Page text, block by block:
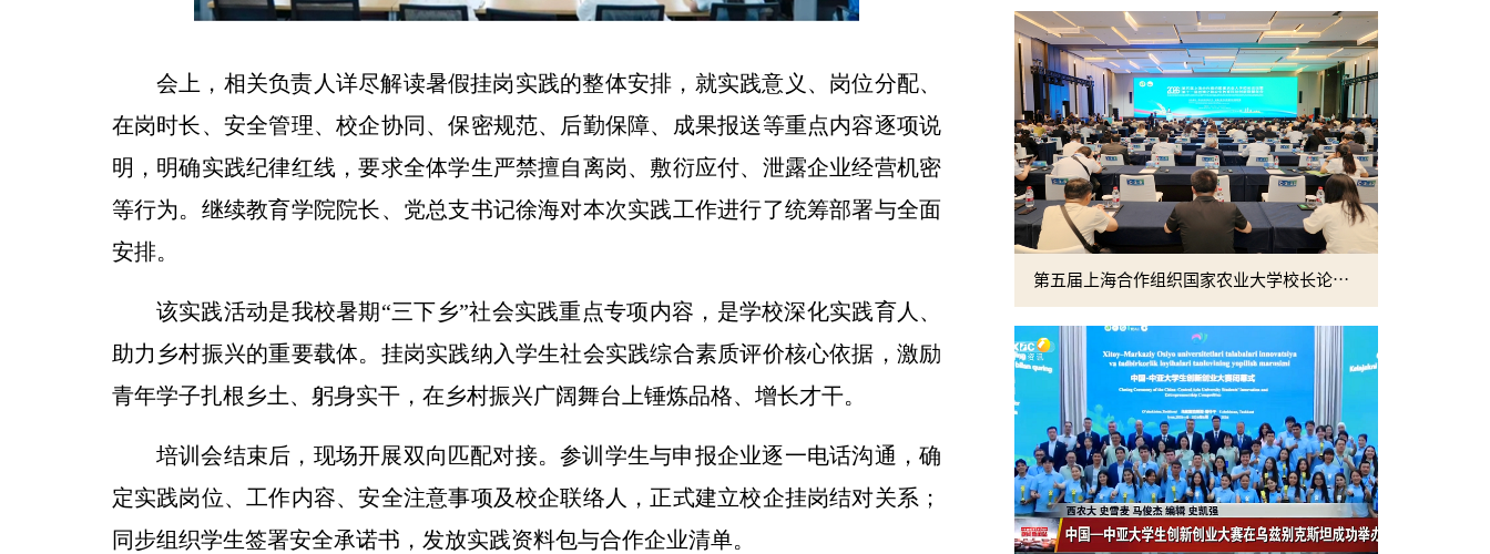
会上，相关负责人详尽解读暑假挂岗实践的整体安排，就实践意义、岗位分配、
在岗时长、安全管理、校企协同、保密规范、后勤保障、成果报送等重点内容逐项说
明，明确实践纪律红线，要求全体学生严禁擅自离岗、敷衍应付、泄露企业经营机密
等行为。继续教育学院院长、党总支书记徐海对本次实践工作进行了统筹部署与全面
安排。
该实践活动是我校暑期“三下乡”社会实践重点专项内容，是学校深化实践育人、
助力乡村振兴的重要载体。挂岗实践纳入学生社会实践综合素质评价核心依据，激励
青年学子扎根乡土、躬身实干，在乡村振兴广阔舞台上锤炼品格、增长才干。
培训会结束后，现场开展双向匹配对接。参训学生与申报企业逐一电话沟通，确
定实践岗位、工作内容、安全注意事项及校企联络人，正式建立校企挂岗结对关系；
同步组织学生签署安全承诺书，发放实践资料包与合作企业清单。
第五届上海合作组织国家农业大学校长论坛暨第十一届丝绸之路农业教育科技创新联盟年会在西安开幕